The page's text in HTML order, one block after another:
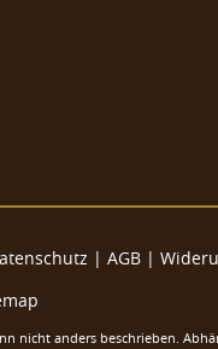
| AGB |
nicht anders beschrieben.